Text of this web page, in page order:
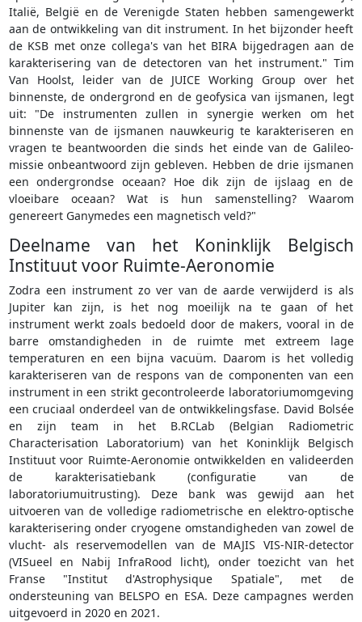
Italië, België en de Verenigde Staten hebben samengewerkt
aan de ontwikkeling van dit instrument. In het bijzonder heeft
de KSB met onze collega's van het BIRA bijgedragen aan de
karakterisering van de detectoren van het instrument." Tim
Van Hoolst, leider van de JUICE Working Group over het
binnenste, de ondergrond en de geofysica van ijsmanen, legt
uit: "De instrumenten zullen in synergie werken om het
binnenste van de ijsmanen nauwkeurig te karakteriseren en
vragen te beantwoorden die sinds het einde van de Galileo-
missie onbeantwoord zijn gebleven. Hebben de drie ijsmanen
een ondergrondse oceaan? Hoe dik zijn de ijslaag en de
vloeibare oceaan? Wat is hun samenstelling? Waarom
genereert Ganymedes een magnetisch veld?"
Deelname van het Koninklijk Belgisch
Instituut voor Ruimte-Aeronomie
Zodra een instrument zo ver van de aarde verwijderd is als
Jupiter kan zijn, is het nog moeilijk na te gaan of het
instrument werkt zoals bedoeld door de makers, vooral in de
barre omstandigheden in de ruimte met extreem lage
temperaturen en een bijna vacuüm. Daarom is het volledig
karakteriseren van de respons van de componenten van een
instrument in een strikt gecontroleerde laboratoriumomgeving
een cruciaal onderdeel van de ontwikkelingsfase. David Bolsée
en zijn team in het B.RCLab (Belgian Radiometric
Characterisation Laboratorium) van het Koninklijk Belgisch
Instituut voor Ruimte-Aeronomie ontwikkelden en valideerden
de karakterisatiebank (configuratie van de
laboratoriumuitrusting). Deze bank was gewijd aan het
uitvoeren van de volledige radiometrische en elektro-optische
karakterisering onder cryogene omstandigheden van zowel de
vlucht- als reservemodellen van de MAJIS VIS-NIR-detector
(VISueel en Nabij InfraRood licht), onder toezicht van het
Franse "Institut d'Astrophysique Spatiale", met de
ondersteuning van BELSPO en ESA. Deze campagnes werden
uitgevoerd in 2020 en 2021.